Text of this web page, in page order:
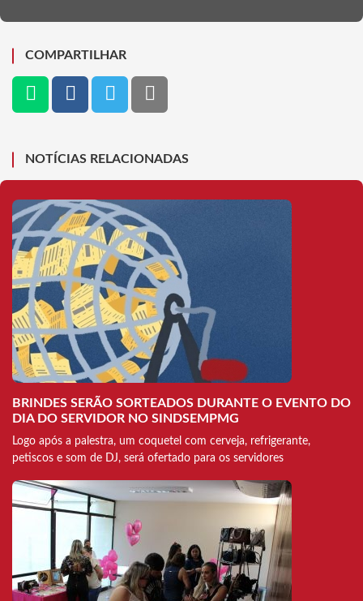
COMPARTILHAR
NOTÍCIAS RELACIONADAS
BRINDES SERÃO SORTEADOS DURANTE O EVENTO DO
DIA DO SERVIDOR NO SINDSEMPMG
Logo após a palestra, um coquetel com cerveja, refrigerante,
petiscos e som de DJ, será ofertado para os servidores